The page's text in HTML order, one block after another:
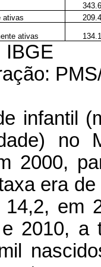
ativas
ativas
IBGE
infantil
no
2000,
era
em
2010, a